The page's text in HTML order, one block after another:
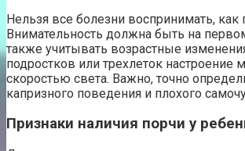
Нельзя все болезни воспринимать, как
Внимательность должна быть на
также учитывать возрастные
подростков или трехлеток настроение
скоростью света. Важно, точно
капризного поведения и плохого
Признаки наличия порчи у